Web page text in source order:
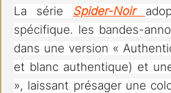
La série Spider-Noir
spécifique. les bandes-
dans une version «
et blanc authentique) et
», laissant présager une